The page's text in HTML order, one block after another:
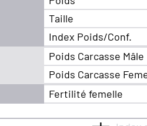
Taille
Index Poids/Conf.
Poids Carcasse Mâle
Poids Carcasse
Fertilité femelle